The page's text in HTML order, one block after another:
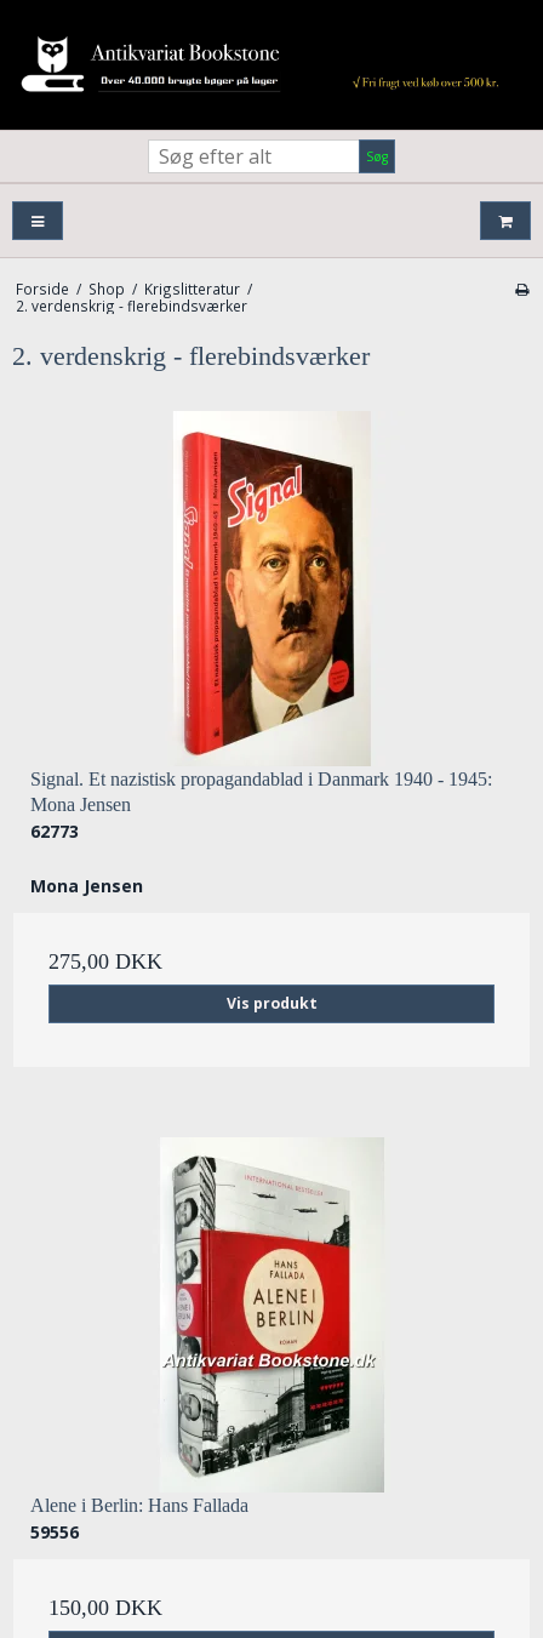
Søg
Forside / Shop / Krigslitteratur /
2. verdenskrig - flerebindsværker
2. verdenskrig - flerebindsværker
Signal. Et nazistisk propagandablad i Danmark 1940 - 1945:
Mona Jensen
62773
Mona Jensen
275,00 DKK
Vis produkt
Alene i Berlin: Hans Fallada
59556
150,00 DKK